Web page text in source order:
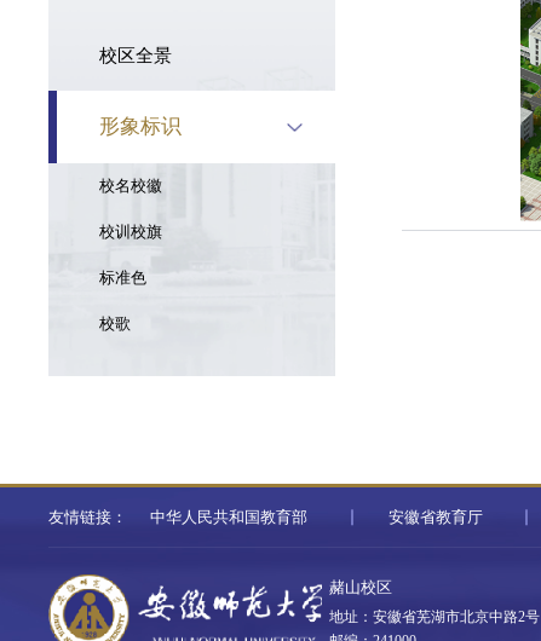
校区全景
形象标识
校名校徽
校训校旗
标准色
校歌
友情链接： 中华人民共和国教育部 安徽省教育厅
赭山校区
地址：安徽省芜湖市北京中路2号